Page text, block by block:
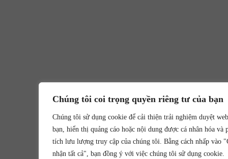
Chúng tôi coi trọng quyền riêng tư của bạn
Chúng tôi sử dụng cookie để cải thiện trải nghiệm duyệt
bạn, hiển thị quảng cáo hoặc nội dung được cá nhân hóa và
tích lưu lượng truy cập của chúng tôi. Bằng cách nhấp vào
nhận tất cả", bạn đồng ý với việc chúng tôi sử dụng cookie.